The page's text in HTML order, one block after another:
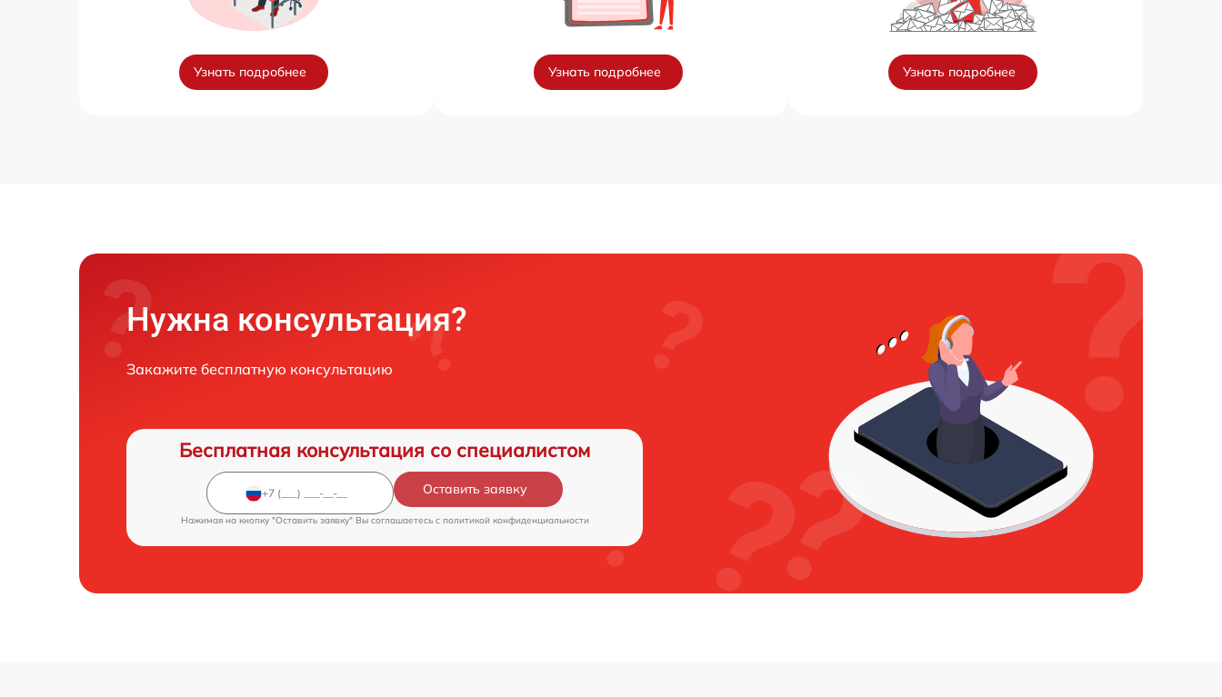
Узнать подробнее Узнать подробнее Узнать подробнее
Нужна консультация?
Закажите бесплатную консультацию
Бесплатная консультация со специалистом
Оставить заявку
Нажимая на кнопку "Оставить заявку" Вы соглашаетесь c политикой конфиденциальности